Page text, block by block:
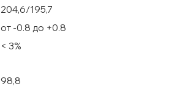
204,6/195,7
от -0.8 до +0.8
< 3%
98,8